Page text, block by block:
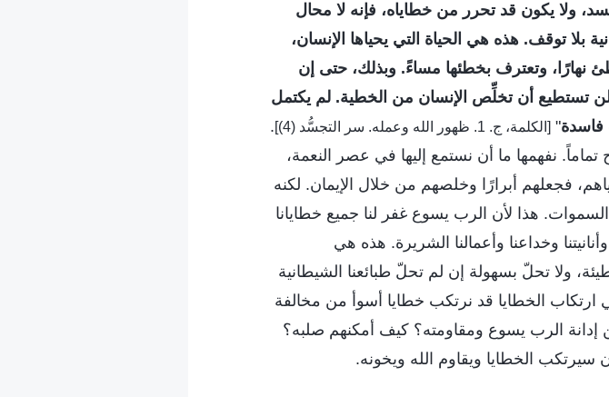
ولا يكون قد تحرر من خطاياه، فإنه لا محال
بلا توقف. هذه هي الحياة التي يحياها الإنسان،
نهارًا، وتعترف بخطئها مساءً. وبذلك، حتى إن
لن تستطيع أن تخلِّص الإنسان من الخطية. لم يكتمل
فاسدة" [الكلمة، ج. 1. ظهور الله وعمله. سر التجسُّد (4)]
.
نفهمها ما أن نستمع إليها في عصر النعمة،
فجعلهم أبرارًا وخلصهم من خلال الإيمان. لكنه
هذا لأن الرب يسوع غفر لنا جميع خطايانا
وخداعنا وأعمالنا الشريرة. هذه هي
ولا تحلّ بسهولة إن لم تحلّ طبائعنا الشيطانية
ارتكاب الخطايا قد نرتكب خطايا أسوأ من مخالفة
إدانة الرب يسوع ومقاومته؟ كيف أمكنهم صلبه؟
سيرتكب الخطايا ويقاوم الله ويخونه.